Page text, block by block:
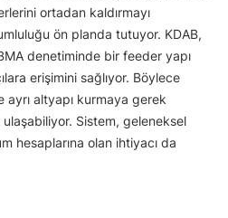
ortadan kaldırmayı
ön planda tutuyor. KDAB,
denetiminde bir feeder yapı
erişimini sağlıyor. Böylece
ayrı altyapı kurmaya gerek
Sistem, geleneksel
hesaplarına olan ihtiyacı da